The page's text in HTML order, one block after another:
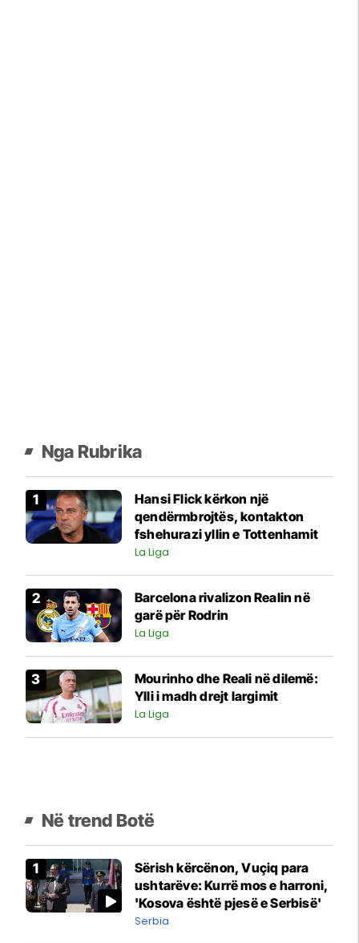
Nga Rubrika
Hansi Flick kërkon një
qendërmbrojtës, kontakton
fshehurazi yllin e Tottenhamit
La Liga
Barcelona rivalizon Realin në
garë për Rodrin
La Liga
Mourinho dhe Reali në dilemë:
Ylli i madh drejt largimit
La Liga
Në trend Botë
Sërish kërcënon, Vuçiq para
ushtarëve: Kurrë mos e harroni,
'Kosova është pjesë e Serbisë'
Serbia